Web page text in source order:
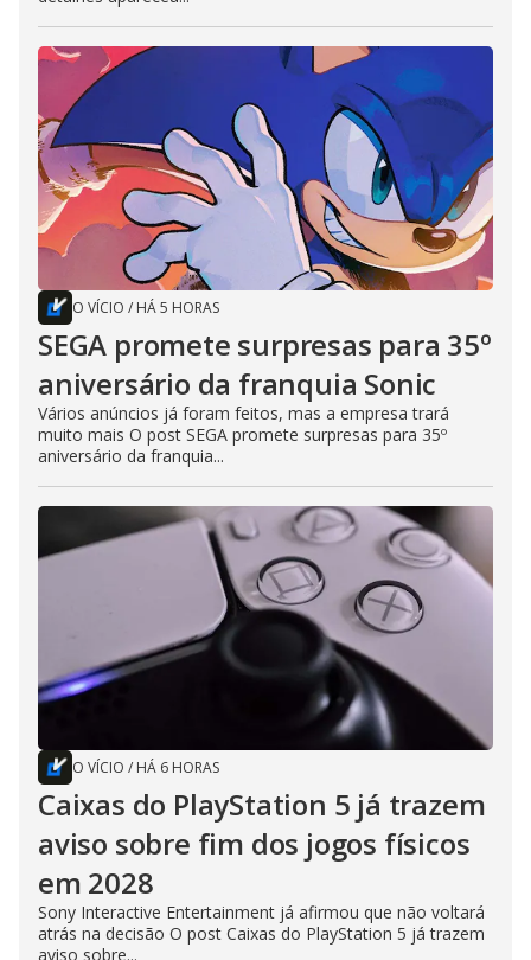
O VÍCIO / HÁ 5 HORAS
SEGA promete surpresas para 35º
aniversário da franquia Sonic
Vários anúncios já foram feitos, mas a empresa trará
muito mais O post SEGA promete surpresas para 35º
aniversário da franquia...
O VÍCIO / HÁ 6 HORAS
Caixas do PlayStation 5 já trazem
aviso sobre fim dos jogos físicos
em 2028
Sony Interactive Entertainment já afirmou que não voltará
atrás na decisão O post Caixas do PlayStation 5 já trazem
aviso sobre...